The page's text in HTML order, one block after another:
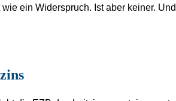
ein Widerspruch. Ist aber keiner.